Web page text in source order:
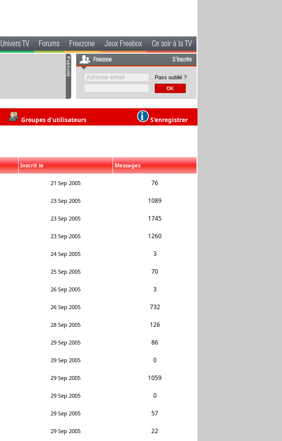
Univers TV Forums Freezone Jeux Freebox Ce soir à la TV
Freezone S'inscrire
Pass oublié ?
Groupes d'utilisateurs S'enregistrer
Inscrit le Messages
21 Sep 2005 76
23 Sep 2005 1089
23 Sep 2005 1745
23 Sep 2005 1260
24 Sep 2005 3
25 Sep 2005 70
26 Sep 2005 3
26 Sep 2005 732
28 Sep 2005 126
29 Sep 2005 86
29 Sep 2005 0
29 Sep 2005 1059
29 Sep 2005 0
29 Sep 2005 57
29 Sep 2005 22